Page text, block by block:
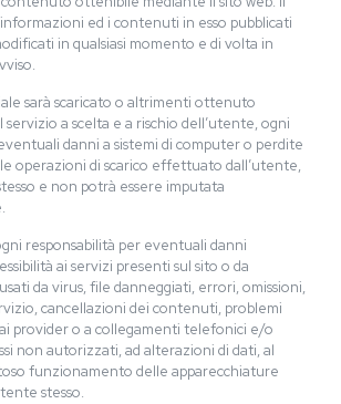
ed i contenuti in esso pubblicati
in qualsiasi momento e di volta in
sarà scaricato o altrimenti ottenuto
servizio a scelta e a rischio dell’utente, ogni
danni a sistemi di computer o perdite
operazioni di scarico effettuato dall’utente,
e non potrà essere imputata
responsabilità per eventuali danni
ai servizi presenti sul sito o da
da virus, file danneggiati, errori, omissioni,
cancellazioni dei contenuti, problemi
provider o a collegamenti telefonici e/o
non autorizzati, ad alterazioni di dati, al
funzionamento delle apparecchiature
stesso.